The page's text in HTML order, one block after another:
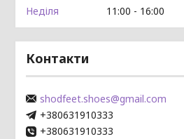
Неділя
11:00 16:00
Контакти
shodfeet.shoes@gmail.com
+380631910333
+380631910333